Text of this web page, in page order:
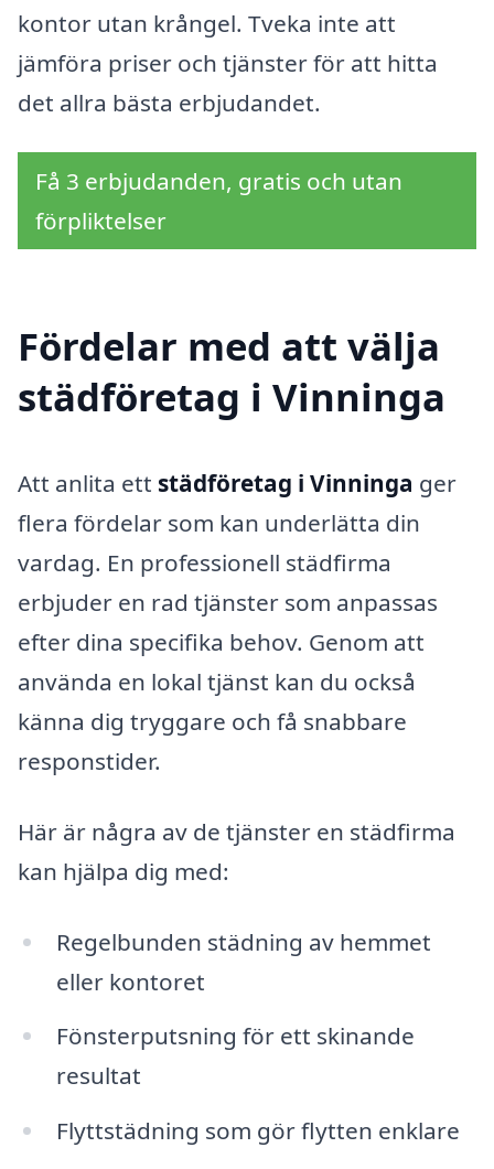
kontor utan krångel. Tveka inte att
jämföra priser och tjänster för att hitta
det allra bästa erbjudandet.
Få 3 erbjudanden, gratis och utan
förpliktelser
Fördelar med att välja
städföretag i Vinninga
Att anlita ett städföretag i Vinninga ger
flera fördelar som kan underlätta din
vardag. En professionell städfirma
erbjuder en rad tjänster som anpassas
efter dina specifika behov. Genom att
använda en lokal tjänst kan du också
känna dig tryggare och få snabbare
responstider.
Här är några av de tjänster en städfirma
kan hjälpa dig med:
Regelbunden städning av hemmet
eller kontoret
Fönsterputsning för ett skinande
resultat
Flyttstädning som gör flytten enklare